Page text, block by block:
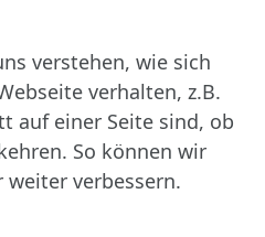
verstehen, wie sich
verhalten, z.B.
auf einer Seite sind, ob
So können wir
verbessern.